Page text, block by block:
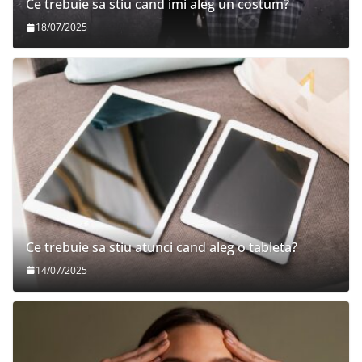
Ce trebuie sa stiu cand imi aleg un costum?
18/07/2025
Ce trebuie sa stiu atunci cand aleg o tableta?
14/07/2025